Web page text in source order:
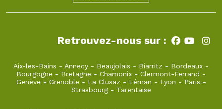
Retrouvez-nous sur :
Aix-les-Bains - Annecy - Beaujolais - Biarritz - Bordeaux -
Bourgogne - Bretagne - Chamonix - Clermont-Ferrand -
Genève - Grenoble - La Clusaz - Léman - Lyon - Paris -
Strasbourg- Tarentaise